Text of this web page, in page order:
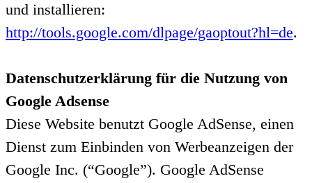
und installieren:
http://tools.google.com/dlpage/gaoptout?hl=de.
Datenschutzerklärung für die Nutzung von
Google Adsense
Diese Website benutzt Google AdSense, einen
Dienst zum Einbinden von Werbeanzeigen der
Google Inc. (“Google”). Google AdSense